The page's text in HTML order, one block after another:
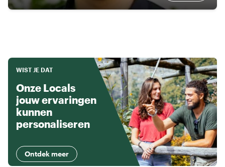
WIST JE DAT
Onze Locals
jouw ervaringen
kunnen
personaliseren
Ontdek meer